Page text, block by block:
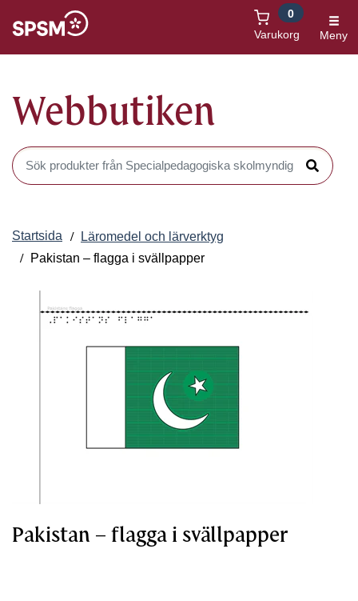
Varukorg
0
Meny
Webbutiken
Sök produkter i Webbutiken
Sök
Startsida
Läromedel och lärverktyg
Pakistan – flagga i svällpapper
Pakistan – flagga i svällpapper